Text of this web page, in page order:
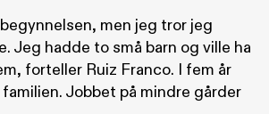
men jeg tror jeg
Jeg hadde to små barn og ville ha
forteller Ruiz Franco. I fem år
Jobbet på mindre gårder